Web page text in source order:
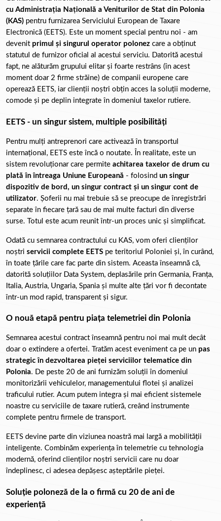
cu Administrația Națională a Veniturilor de Stat din Polonia
(KAS) pentru furnizarea Serviciului European de Taxare
Electronică (EETS). Este un moment special pentru noi - am
devenit primul și singurul operator polonez care a obținut
statutul de furnizor oficial al acestui serviciu. Datorită acestui
fapt, ne alăturăm grupului elitar și foarte restrâns (în acest
moment doar 2 firme străine) de companii europene care
operează EETS, iar clienții noștri obțin acces la soluții moderne,
comode și pe deplin integrate în domeniul taxelor rutiere.
EETS - un singur sistem, multiple posibilități
Pentru mulți antreprenori care activează în transportul
internațional, EETS este încă o noutate. În realitate, este un
sistem revoluționar care permite achitarea taxelor de drum cu
plată în întreaga Uniune Europeană - folosind un singur
dispozitiv de bord, un singur contract și un singur cont de
utilizator. Șoferii nu mai trebuie să se preocupe de înregistrări
separate în fiecare țară sau de mai multe facturi din diverse
surse. Totul este acum reunit într-un proces unic și simplificat.
Odată cu semnarea contractului cu KAS, vom oferi clienților
noștri servicii complete EETS pe teritoriul Poloniei și, în curând,
în toate țările care fac parte din sistem. Aceasta înseamnă că,
datorită soluțiilor Data System, deplasările prin Germania, Franța,
Italia, Austria, Ungaria, Spania și multe alte țări vor fi decontate
într-un mod rapid, transparent și sigur.
O nouă etapă pentru piața telemetriei din Polonia
Semnarea acestui contract înseamnă pentru noi mai mult decât
doar o extindere a ofertei. Tratăm acest eveniment ca pe un pas
strategic în dezvoltarea pieței serviciilor telematice din
Polonia. De peste 20 de ani furnizăm soluții în domeniul
monitorizării vehiculelor, managementului flotei și analizei
traficului rutier. Acum putem integra și mai eficient sistemele
noastre cu serviciile de taxare rutieră, creând instrumente
complete pentru firmele de transport.
EETS devine parte din viziunea noastră mai largă a mobilității
inteligente. Combinăm experiența în telemetrie cu tehnologia
modernă, oferind clienților noștri servicii care nu doar
îndeplinesc, ci adesea depășesc așteptările pieței.
Soluție poloneză de la o firmă cu 20 de ani de
experiență